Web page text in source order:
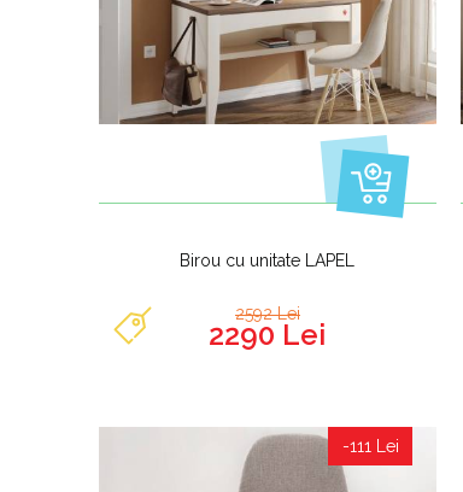
Birou cu unitate LAPEL
2592 Lei
2290 Lei
-111 Lei